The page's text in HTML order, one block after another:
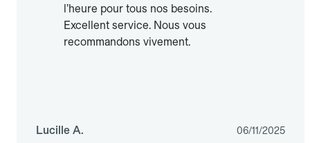
l’heure pour tous nos besoins.
Excellent service. Nous vous
recommandons vivement.
Lucille A. 06/11/2025